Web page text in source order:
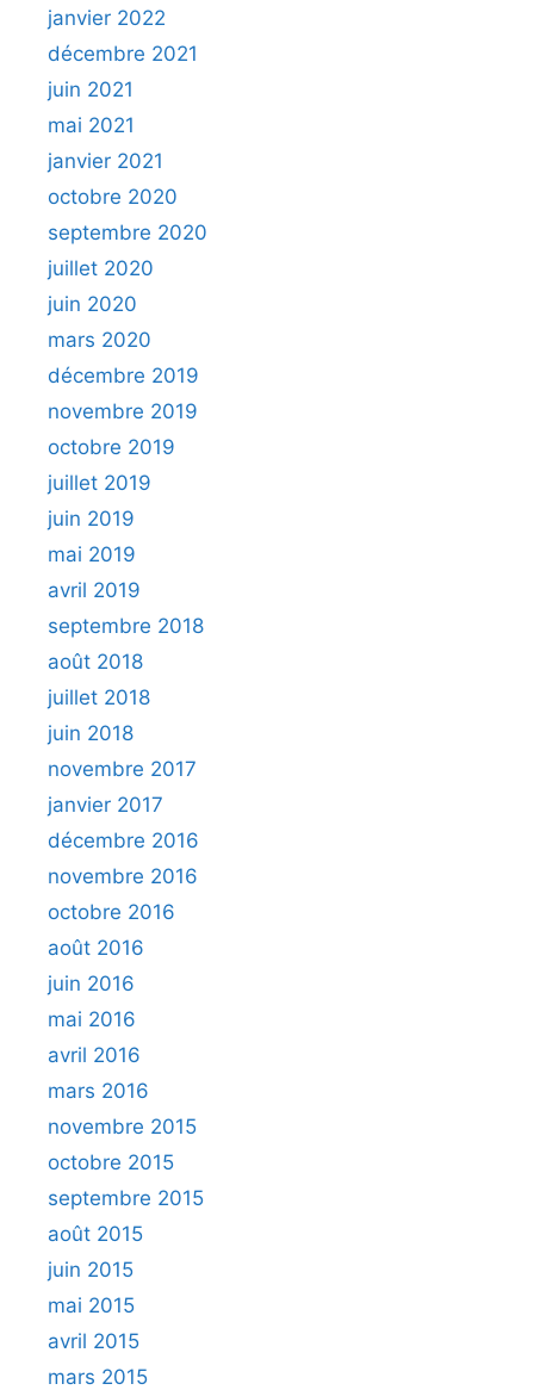
janvier 2022
décembre 2021
juin 2021
mai 2021
janvier 2021
octobre 2020
septembre 2020
juillet 2020
juin 2020
mars 2020
décembre 2019
novembre 2019
octobre 2019
juillet 2019
juin 2019
mai 2019
avril 2019
septembre 2018
août 2018
juillet 2018
juin 2018
novembre 2017
janvier 2017
décembre 2016
novembre 2016
octobre 2016
août 2016
juin 2016
mai 2016
avril 2016
mars 2016
novembre 2015
octobre 2015
septembre 2015
août 2015
juin 2015
mai 2015
avril 2015
mars 2015